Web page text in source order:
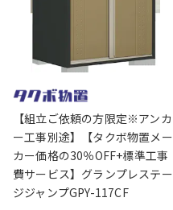
【組立ご依頼の方限定※アンカ
ー工事別途】【タクボ物置メー
カー価格の30％OFF+標準工事
費サービス】グランプレステー
ジジャンプGPY-117CF